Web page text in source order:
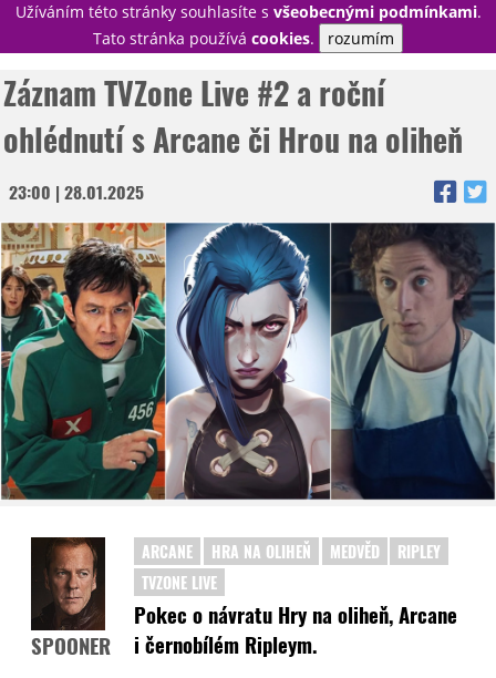
Užíváním této stránky souhlasíte s všeobecnými podmínkami.
Tato stránka používá cookies. rozumím
PŘIHLÁSIT
TÉMATA
RECENZE
EPIZODY
KULT
TRAILERY
GALERIE
DISKUZE
STATISTIKY
TIRÁŽ
Záznam TVZone Live #2 a roční
ohlédnutí s Arcane či Hrou na oliheň
23:00 | 28.01.2025
SPOONER
ARCANE HRA NA OLIHEŇ MEDVĚD
RIPLEY
TVZONE LIVE
Pokec o návratu Hry na oliheň, Arcane
i černobílém Ripleym.